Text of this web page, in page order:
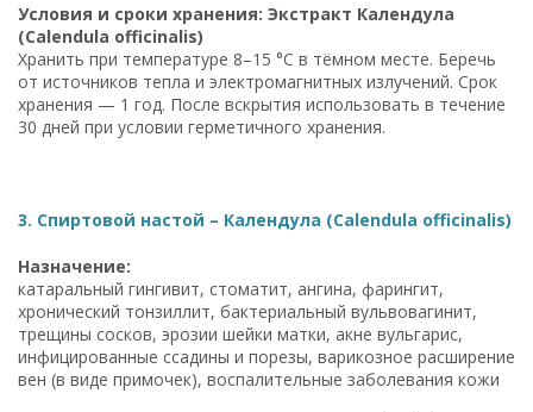
Условия и сроки хранения: Экстракт Календула
(Calendula officinalis)
Хранить при температуре 8–15 °C в тёмном месте. Беречь
от источников тепла и электромагнитных излучений. Срок
хранения — 1 год. После вскрытия использовать в течение
30 дней при условии герметичного хранения.
3. Спиртовой настой – Календула (Calendula officinalis)
Назначение:
катаральный гингивит, стоматит, ангина, фарингит,
хронический тонзиллит, бактериальный вульвовагинит,
трещины сосков, эрозии шейки матки, акне вульгарис,
инфицированные ссадины и порезы, варикозное расширение
вен (в виде примочек), воспалительные заболевания кожи